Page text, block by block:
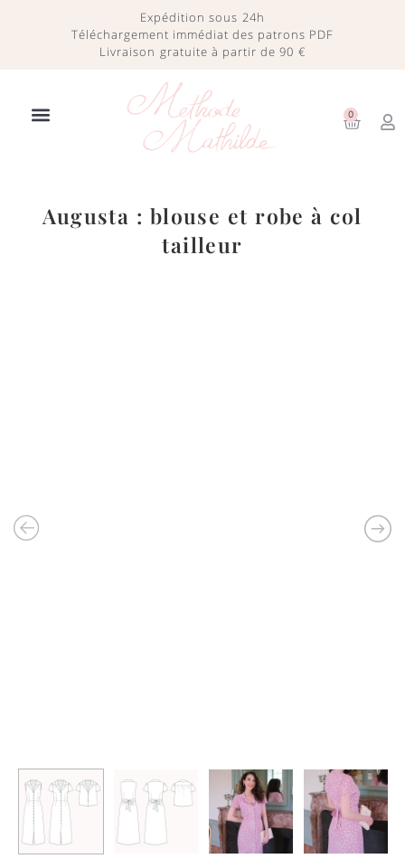
Expédition sous 24h
Téléchargement immédiat des patrons PDF
Livraison gratuite à partir de 90 €
0
Augusta : blouse et robe à col
tailleur